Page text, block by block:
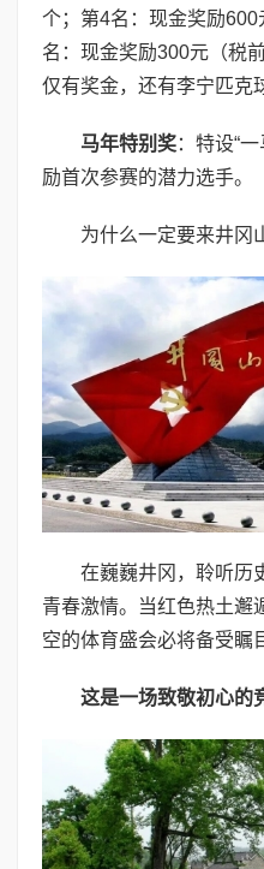
个；第4名：现金奖励
名：现金奖励300元（税
仅有奖金，还有李宁匹克
马年特别奖：特设“
励首次参赛的潜力选手。
为什么一定要来井冈
在巍巍井冈，聆听历
青春激情。当红色热土邂
空的体育盛会必将备受瞩
这是一场致敬初心的